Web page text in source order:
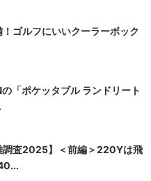
ゴルフにいいクーラーボック
「ポケッタブル ランドリート
調査2025】＜前編＞220Yは飛